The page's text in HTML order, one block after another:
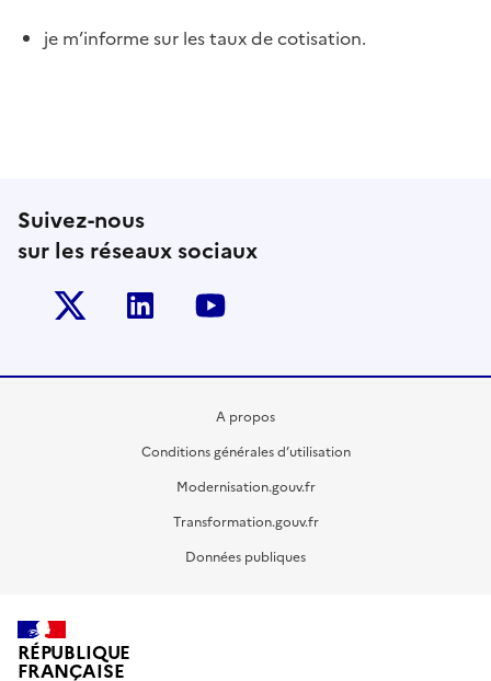
je m’informe sur les taux de cotisation.
Suivez-nous
sur les réseaux sociaux
Twitter-x Linkedin
A propos
Conditions générales d’utilisation
Modernisation.gouv.fr
Transformation.gouv.fr
Données publiques
RÉPUBLIQUE
FRANÇAISE